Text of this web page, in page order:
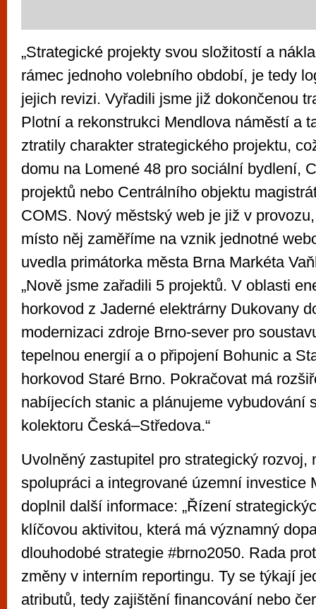
„Strategické projekty svou složitostí a
rámec jednoho volebního období, je tedy
jejich revizi. Vyřadili jsme již dokončenou
Plotní a rekonstrukci Mendlova náměstí a
ztratily charakter strategického projektu,
domu na Lomené 48 pro sociální bydlení,
projektů nebo Centrálního objektu
COMS. Nový městský web je již v
místo něj zaměříme na vznik jednotné
uvedla primátorka města Brna Markéta
„Nově jsme zařadili 5 projektů. V oblasti
horkovod z Jaderné elektrárny Dukovany
modernizaci zdroje Brno-sever pro
tepelnou energií a o připojení Bohunic a
horkovod Staré Brno. Pokračovat má
nabíjecích stanic a plánujeme vybudování
kolektoru Česká–Středova.“
Uvolněný zastupitel pro strategický rozvoj,
spolupráci a integrované územní investice
doplnil další informace: „Řízení
klíčovou aktivitou, která má významný
dlouhodobé strategie #brno2050. Rada
změny v interním reportingu. Ty se týkají
atributů, tedy zajištění financování nebo